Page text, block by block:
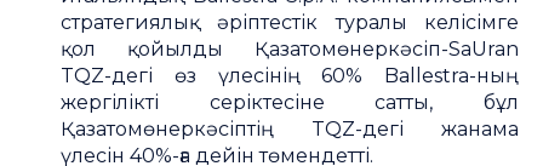
стратегиялық әріптестік туралы келісімге
қол қойылды Қазатомөнеркәсіп-SaUran
TQZ-дегі өз үлесінің 60% Ballestra-ның
жергілікті серіктесіне сатты, бұл
Қазатомөнеркәсіптің TQZ-дегі жанама
үлесін 40%-ға дейін төмендетті.